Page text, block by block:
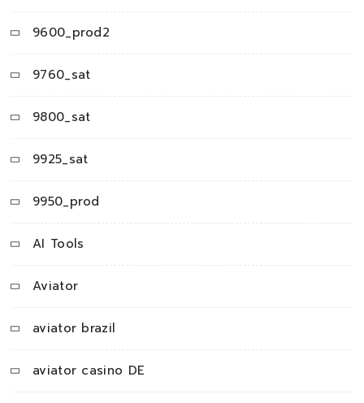
9600_prod2
9760_sat
9800_sat
9925_sat
9950_prod
AI Tools
Aviator
aviator brazil
aviator casino DE